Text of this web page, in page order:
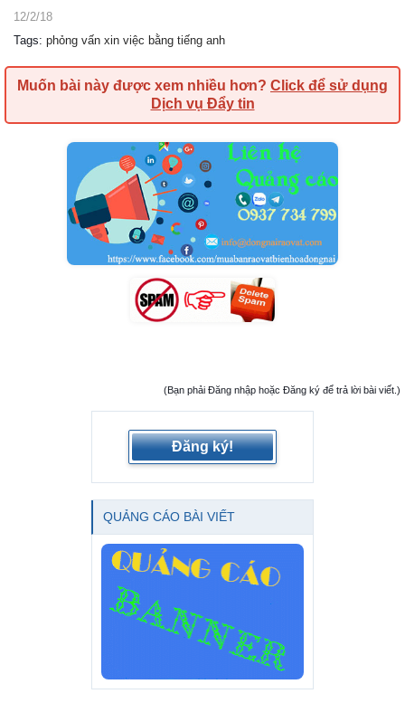
12/2/18
Tags: phỏng vấn xin việc bằng tiếng anh
Muốn bài này được xem nhiều hơn? Click để sử dụng
Dịch vụ Đẩy tin
(Bạn phải Đăng nhập hoặc Đăng ký để trả lời bài viết.)
Đăng ký!
QUẢNG CÁO BÀI VIẾT